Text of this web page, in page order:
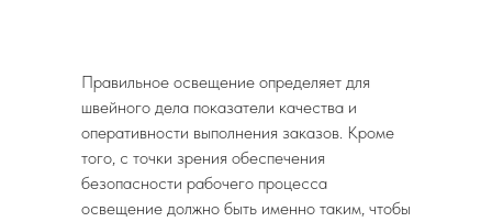
Правильное освещение определяет для
швейного дела показатели качества и
оперативности выполнения заказов. Кроме
того, с точки зрения обеспечения
безопасности рабочего процесса
освещение должно быть именно таким, чтобы